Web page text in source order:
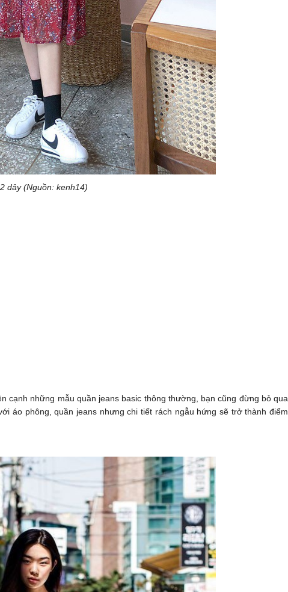
dây (Nguồn: kenh14)
cạnh những mẫu quần jeans basic thông thường, bạn cũng đừng bỏ qua
áo phông, quần jeans nhưng chi tiết rách ngẫu hứng sẽ trở thành điểm